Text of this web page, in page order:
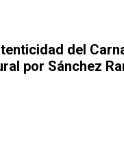
del
por Sánchez